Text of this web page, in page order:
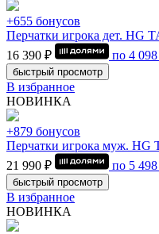
+655 бонусов
Перчатки игрока дет. HG
16 390 ₽
по 4 098
быстрый просмотр
В избранное
НОВИНКА
+879 бонусов
Перчатки игрока муж. HG
21 990 ₽
по 5 498
быстрый просмотр
В избранное
НОВИНКА